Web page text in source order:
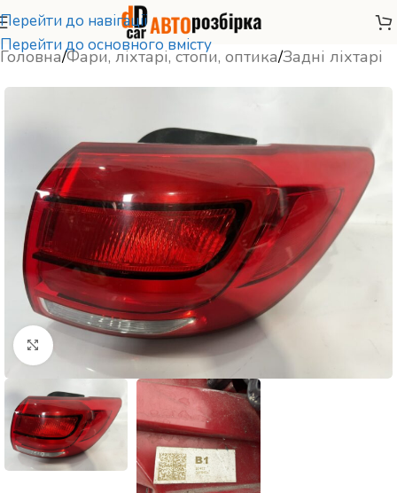
Перейти до навігації
Перейти до основного вмісту
Головна/Фари, ліхтарі, стопи, оптика/Задні ліхтарі
Натисніть, щоб збільшити